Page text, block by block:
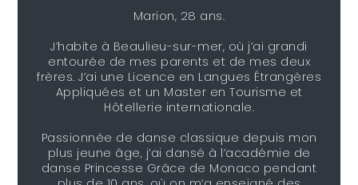
Marion, 28 ans.
J’habite à Beaulieu-sur-mer, où j’ai grandi
entourée de mes parents et de mes deux
frères. J’ai une Licence en Langues Étrangères
Appliquées et un Master en Tourisme et
Hôtellerie internationale.
Passionnée de danse classique depuis mon
plus jeune âge, j’ai dansé à l’académie de
danse Princesse Grâce de Monaco pendant